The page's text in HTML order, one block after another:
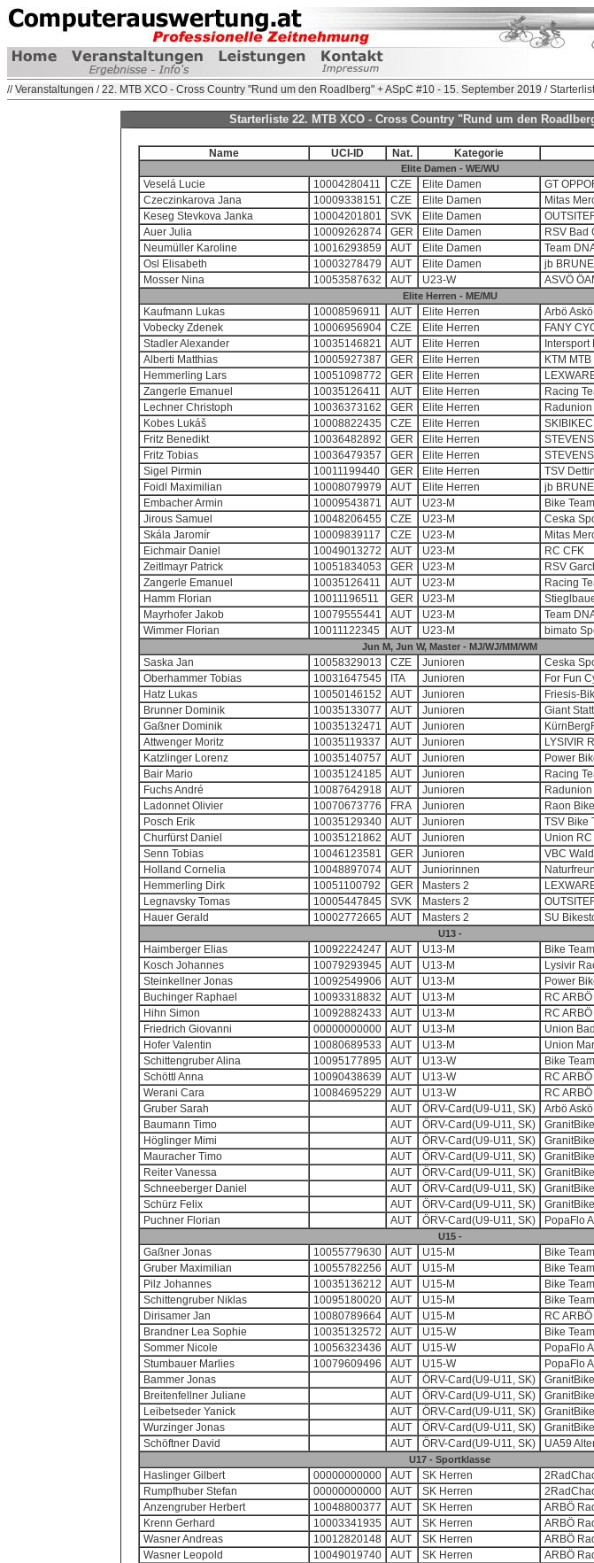
//Veranstaltungen /22. MTB XCO - Cross Country "Rund um den Roadlberg" + ASpC #10 - 15. September 2019 /
Starterliste 22. MTB XCO - Cross Country "Rund um den
Name UCI-ID Nat. Kategorie
Elite Damen - WE/WU
Veselá Lucie 10004280411 CZE Elite Damen
GT
Czeczinkarova Jana
10009338151 CZE Elite Damen
Mitas
Keseg Stevkova Janka
10004201801 SVK Elite Damen
Auer Julia
10009262874 GER Elite Damen
RSV Bad
Neumüller Karoline
10016293859 AUT Elite Damen
Team
Osl Elisabeth
10003278479 AUT Elite Damen
jb
Mosser Nina
10053587632 AUT U23-W ASVÖ
Elite Herren - ME/MU
Kaufmann Lukas 10008596911 AUT Elite Herren
Arbö
Vobecky Zdenek
10006956904 CZE Elite Herren
FANY
Stadler Alexander
10035146821 AUT Elite Herren
Alberti Matthias
10005927387 GER Elite Herren
KTM
Hemmerling Lars
10051098772 GER Elite Herren
Zangerle Emanuel
10035126411 AUT Elite Herren
Racing
Lechner Christoph
10036373162 GER Elite Herren
Radunion
Kobes Lukáš
10008822435 CZE Elite Herren
Fritz Benedikt
10036482892 GER Elite Herren
Fritz Tobias
10036479357 GER Elite Herren
Sigel Pirmin
10011199440 GER Elite Herren
TSV
Foidl Maximilian
10008079979 AUT Elite Herren
jb
Embacher Armin
10009543871 AUT U23-M
Bike
Jirous Samuel
10048206455 CZE U23-M
Ceska
Skála Jaromír
10009839117 CZE U23-M
Mitas
Eichmair Daniel
10049013272 AUT U23-M
RC CFK
Zeitlmayr Patrick
10051834053 GER U23-M
RSV
Zangerle Emanuel
10035126411 AUT U23-M
Racing
Hamm Florian
10011196511 GER U23-M
Mayrhofer Jakob
10079555441 AUT U23-M
Team
Wimmer Florian
10011122345 AUT U23-M bimato
Jun M, Jun W, Master - MJ/WJ/MM/WM
Saska Jan 10058329013 CZE Junioren
Ceska
Oberhammer Tobias
10031647545 ITA Junioren
For Fun
Hatz Lukas
10050146152 AUT Junioren
Friesis-
Brunner Dominik
10035133077 AUT Junioren
Giant
Gaßner Dominik
10035132471 AUT Junioren
Attwenger Moritz
10035119337 AUT Junioren
LYSIVIR
Katzlinger Lorenz
10035140757 AUT Junioren
Power
Bair Mario
10035124185 AUT Junioren
Racing
Fuchs André
10087642918 AUT Junioren
Ladonnet Olivier
10070673776 FRA Junioren
Raon
Posch Erik
10035129340 AUT Junioren
TSV Bike
Churfürst Daniel
10035121862 AUT Junioren
Union
Senn Tobias
10046123581 GER Junioren
VBC
Holland Cornelia
10048897074 AUT Juniorinnen
Hemmerling Dirk
10051100792 GER Masters 2
Legnavsky Tomas
10005447845 SVK Masters 2
Hauer Gerald
10002772665 AUT Masters 2 SU
U13 -
Haimberger Elias 10092224247 AUT U13-M
Bike
Kosch Johannes
10079293945 AUT U13-M
Lysivir
Steinkellner Jonas
10092549906 AUT U13-M
Power
Buchinger Raphael
10093318832 AUT U13-M
RC
Hihn Simon
10092882433 AUT U13-M
RC
Friedrich Giovanni
00000000000 AUT U13-M
Union
Hofer Valentin
10080689533 AUT U13-M
Union
Schittengruber Alina
10095177895 AUT U13-W
Bike
Schöttl Anna
10090438639 AUT U13-W
RC
Werani Cara
10084695229 AUT U13-W
RC
Gruber Sarah
AUT ÖRV-Card(U9-U11, SK)
Arbö
Baumann Timo
AUT ÖRV-Card(U9-U11, SK)
Höglinger Mimi
AUT ÖRV-Card(U9-U11, SK)
Mauracher Timo
AUT ÖRV-Card(U9-U11, SK)
Reiter Vanessa
AUT ÖRV-Card(U9-U11, SK)
Schneeberger Daniel
AUT ÖRV-Card(U9-U11, SK)
Schürz Felix
AUT ÖRV-Card(U9-U11, SK)
Puchner Florian
AUT ÖRV-Card(U9-U11, SK) PopaFlo
U15 -
Gaßner Jonas 10055779630 AUT U15-M
Bike
Gruber Maximilian
10055782256 AUT U15-M
Bike
Pilz Johannes
10035136212 AUT U15-M
Bike
Schittengruber Niklas
10095180020 AUT U15-M
Bike
Dirisamer Jan
10080789664 AUT U15-M
RC
Brandner Lea Sophie
10035132572 AUT U15-W
Bike
Sommer Nicole
10056323436 AUT U15-W
PopaFlo
Stumbauer Marlies
10079609496 AUT U15-W
PopaFlo
Bammer Jonas
AUT ÖRV-Card(U9-U11, SK)
Breitenfellner Juliane
AUT ÖRV-Card(U9-U11, SK)
Leibetseder Yanick
AUT ÖRV-Card(U9-U11, SK)
Wurzinger Jonas
AUT ÖRV-Card(U9-U11, SK)
Schöftner David
AUT ÖRV-Card(U9-U11, SK) UA59
U17 - Sportklasse
Haslinger Gilbert 00000000000 AUT SK Herren
Rumpfhuber Stefan
00000000000 AUT SK Herren
Anzengruber Herbert
10048800377 AUT SK Herren
ARBÖ
Krenn Gerhard
10003341935 AUT SK Herren
ARBÖ
Wasner Andreas
10012820148 AUT SK Herren
ARBÖ
Wasner Leopold
10049019740 AUT SK Herren
ARBÖ